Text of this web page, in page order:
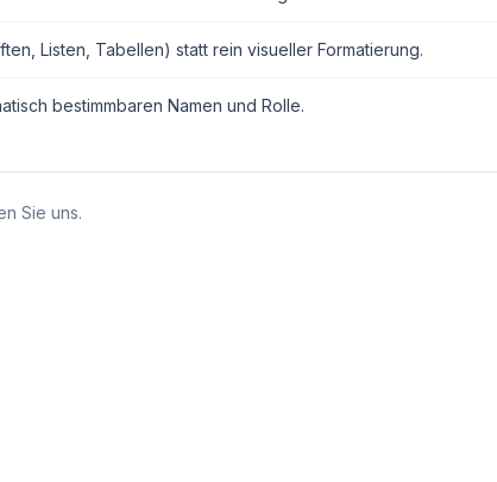
Listen, Tabellen) statt rein visueller Formatierung.
bestimmbaren Namen und Rolle.
Sie uns.